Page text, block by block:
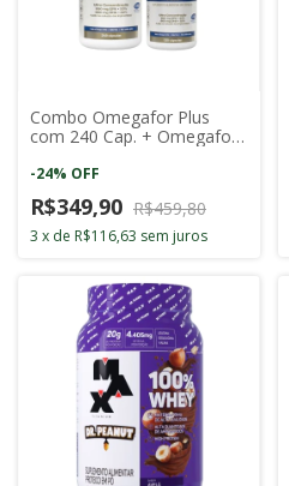
Combo Omegafor Plus
com 240 Cap. + Omegafor
-24% OFF
R$349,90 R$459,80
3 x de R$116,63 sem juros